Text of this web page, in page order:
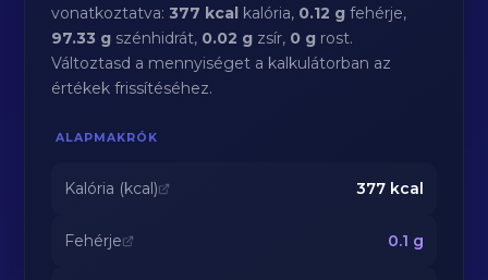
vonatkoztatva:377 kcal kalória, 0.12 g fehérje,
97.33 g szénhidrát, 0.02 g zsír, 0 g rost.
Változtasd a mennyiséget a kalkulátorban az
értékek frissítéséhez.
ALAPMAKRÓK
Kalória (kcal) 377kcal
Fehérje 0.1 g